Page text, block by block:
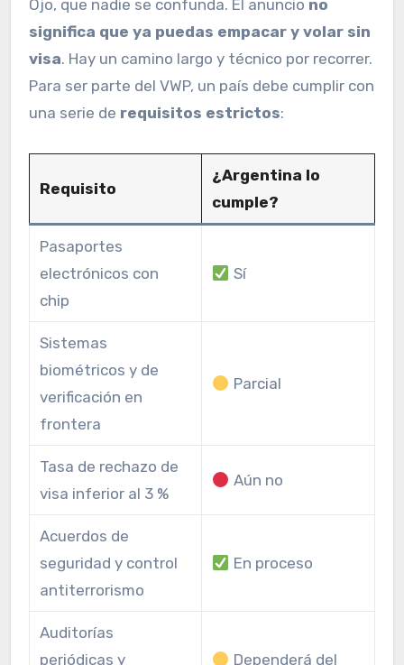
Ojo, que nadie se confunda. El anuncio no
significa que ya puedas empacar y volar sin
visa. Hay un camino largo y técnico por recorrer.
Para ser parte del VWP, un país debe cumplir con
una serie de requisitos estrictos:
Requisito
¿Argentina lo
cumple?
Pasaportes
electrónicos con
chip
Sí
Sistemas
biométricos y de
verificación en
frontera
Parcial
Tasa de rechazo de
visa inferior al 3 %
Aún no
Acuerdos de
seguridad y control
antiterrorismo
En proceso
Auditorías
periódicas y
Dependerá del